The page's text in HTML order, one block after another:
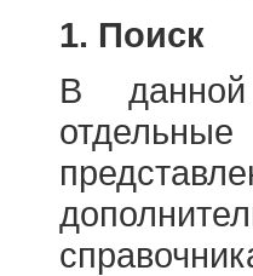
1. Поиск
В данной